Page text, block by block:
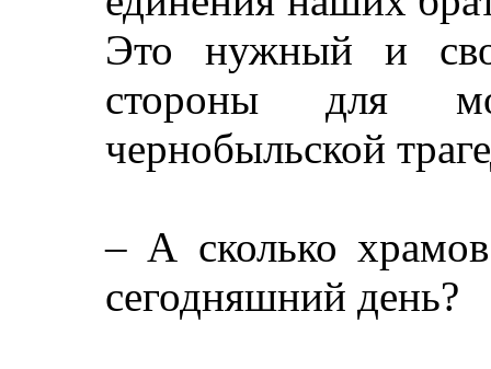
Это нужный и
стороны для
чернобыльской
– А сколько
сегодняшний день?